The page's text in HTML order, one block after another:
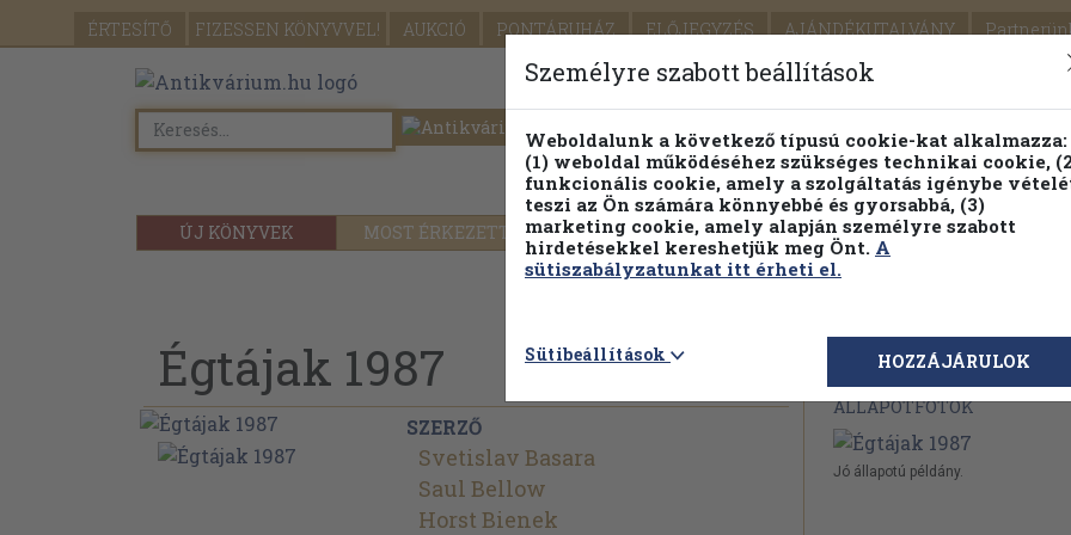
ÉRTESÍTŐ FIZESSEN KÖNYVVEL! AUKCIÓ PONTÁRUHÁZ ELŐJEGYZÉS AJÁNDÉKUTALVÁNY
SEGÍTSÉG
ÚJ KÖNYVEK MOST ÉRKEZETT PILLANATNYI ÁRAINK FENNTARTHATÓ
Részletes kereső Témaköri fa
Égtájak 1987
SZERZŐ
Svetislav Basara
Saul Bellow
Horst Bienek
Megvásárolható
ÁLLAPOTFOTÓK
Jó állapotú példány.
Személyre szabott beállítások
Weboldalunk a következő típusú cookie-kat alkalmazza:
(1) weboldal működéséhez szükséges technikai cookie,
funkcionális cookie, amely a szolgáltatás igénybe
teszi az Ön számára könnyebbé és gyorsabbá, (3)
marketing cookie, amely alapján személyre szabott
hirdetésekkel kereshetjük meg Önt. A
sütiszabályzatunkat itt érheti el.
Sütibeállítások HOZZÁJÁRULOK